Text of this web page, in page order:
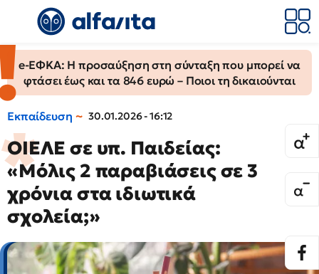
e-ΕΦΚΑ: Η προσαύξηση στη σύνταξη που μπορεί να
φτάσει έως και τα 846 ευρώ – Ποιοι τη δικαιούνται
Εκπαίδευση 30.01.2026 - 16:12
ΟΙΕΛΕ σε υπ. Παιδείας:
«Μόλις 2 παραβιάσεις σε 3
χρόνια στα ιδιωτικά
σχολεία;»